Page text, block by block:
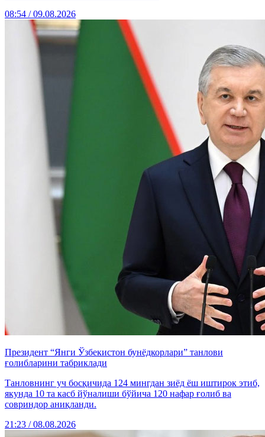
08:54 / 09.08.2026
Президент “Янги Ўзбекистон бунёдкорлари” танлови
ғолибларини табриклади
Танловнинг уч босқичида 124 мингдан зиёд ёш иштирок этиб,
якунда 10 та касб йўналиши бўйича 120 нафар ғолиб ва
совриндор аниқланди.
21:23 / 08.08.2026